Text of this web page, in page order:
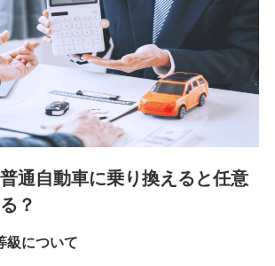
額短期保険 (https://kailash.co.jp/)
額短期保険会社 (https://www.i-
期保険株式会社 (https://www.sbipet-
期保険会社
)
少額短期保険株式会社
額短期保険株式会社
)
x.co.jp/)
通自動車に乗り換えると任意
？
級について